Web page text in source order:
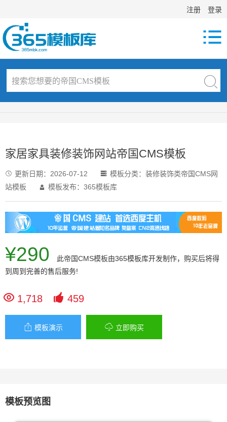
注册 登录

家居家具装修装饰网站帝国CMS模板
 更新日期： 2026-07-12  模板分类： 装修装饰类帝国CMS网
站模板
 模板发布：365模板库
¥290 此帝国CMS模板由365模板库开发制作，购买后将得
到周到完善的售后服务!
 1,718  459
 模板演示  立即购买
模板预览图